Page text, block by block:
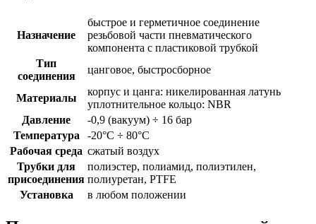
Назначение
быстрое и герметичное соединение
резьбовой части пневматического
компонента с пластиковой трубкой
Тип
соединения
цанговое, быстросборное
Материалы
корпус и цанга: никелированная латунь
уплотнительное кольцо: NBR
Давление
-0,9 (вакуум) ÷ 16 бар
Температура
-20°C ÷ 80°C
Рабочая среда сжатый воздух
Трубки для
присоединения
полиэстер, полиамид, полиэтилен,
полиуретан, PTFE
Установка
в любом положении